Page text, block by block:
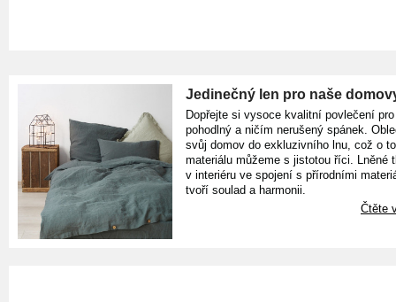
Jedinečný len pro naše
Dopřejte si vysoce kvalitní povlečení pro
pohodlný a ničím nerušený spánek.
svůj domov do exkluzivního lnu, což o
materiálu můžeme s jistotou říci. Lněné
v interiéru ve spojení s přírodními
tvoří soulad a harmonii.
Čtěte